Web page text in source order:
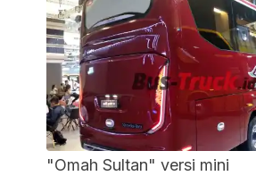
"Omah Sultan" versi mini